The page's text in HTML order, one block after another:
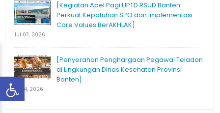
[Kegiatan Apel Pagi UPTD RSUD Banten:
Perkuat Kepatuhan SPO dan Implementasi
Core Values BerAKHLAK]
Jul 07, 2026
[Penyerahan Penghargaan Pegawai Teladan
di Lingkungan Dinas Kesehatan Provinsi
Banten]
Jul 14, 2026